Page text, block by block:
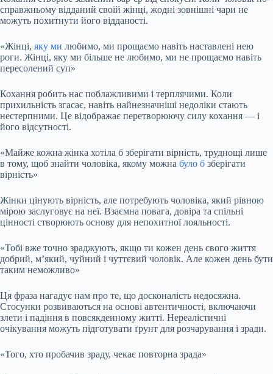
справжньому відданий своїй жінці, жодні зовнішні чари не
можуть похитнути його відданості.
«Жінці, яку ми любимо, ми прощаємо навіть наставлені нею
роги. Жінці, яку ми більше не любимо, ми не прощаємо навіть
пересолений суп»
Кохання робить нас поблажливими і терплячими. Коли
прихильність згасає, навіть найнезначніші недоліки стають
нестерпними. Це відображає перетворюючу силу кохання — і
його відсутності.
«Майже кожна жінка хотіла б зберігати вірність, труднощі лише
в тому, щоб знайти чоловіка, якому можна було б зберігати
вірність»
Жінки цінують вірність, але потребують чоловіка, який рівною
мірою заслуговує на неї. Взаємна повага, довіра та спільні
цінності створюють основу для непохитної лояльності.
«Тобі вже точно зраджують, якщо ти кожен день свого життя
добрий, м’який, чуйний і чуттєвий чоловік. Але кожен день бути
таким неможливо»
Ця фраза нагадує нам про те, що досконалість недосяжна.
Стосунки розвиваються на основі автентичності, включаючи
злети і падіння в повсякденному житті. Нереалістичні
очікування можуть підготувати ґрунт для розчарування і зради.
«Того, хто пробачив зраду, чекає повторна зрада»